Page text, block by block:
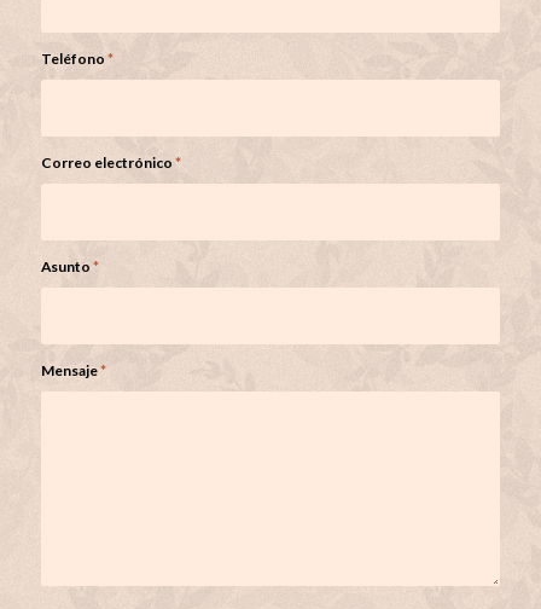
Teléfono *
Correo electrónico *
Asunto *
Mensaje*